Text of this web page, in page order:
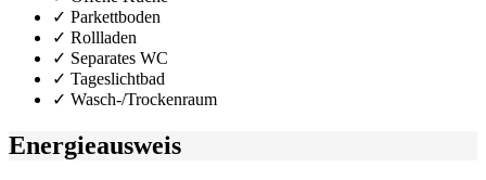
✓ Parkettboden
✓ Rollladen
✓ Separates WC
✓ Tageslichtbad
✓ Wasch-/Trockenraum
Energieausweis